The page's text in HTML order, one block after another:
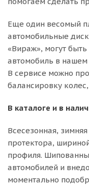
Еще один весомый
автомобильные
«Вираж», могут
автомобиль в
В сервисе можно
балансировку
В каталоге и в
Всесезонная,
протектора,
профиля.
автомобилей и
моментально